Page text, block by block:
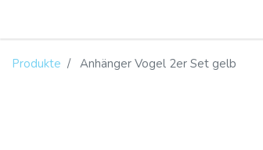
Produkte Anhänger Vogel 2er Set gelb